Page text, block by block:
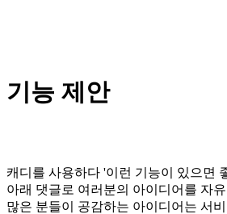
기능 제안
캐디를 사용하다 '이런 기능이 있으면
아래 댓글로 여러분의 아이디어를 자
많은 분들이 공감하는 아이디어는 서